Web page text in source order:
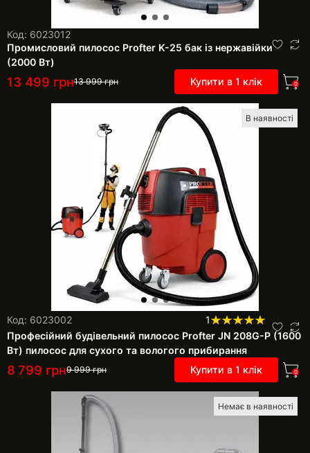
Код: 6023012
Промисловий пилосос Profter K-25 бак із нержавійки
(2000 Вт)
13 499 грн13 999грн Купити в 1 клік 0
В наявності
Код: 6023002
1
Професійний будівельний пилосос Profter JN 208G-P (1600
Вт) пилосос для сухого та вологого прибирання
8 799 грн9 999грн Купити в 1 клік 0
Немає в наявності